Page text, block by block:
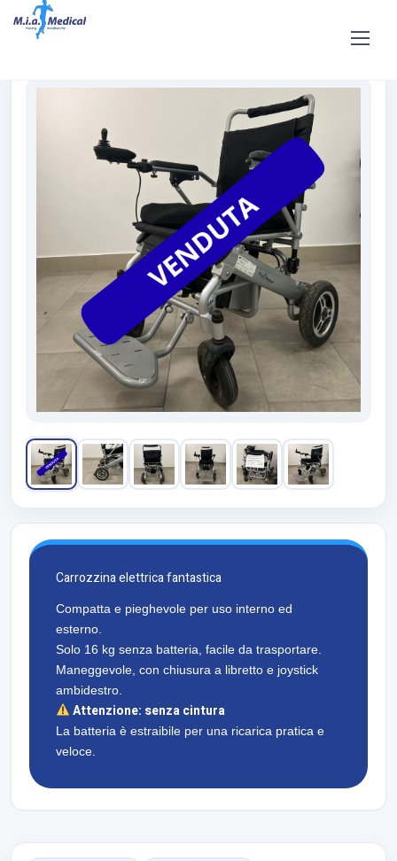
Home Shop
modello “Fantastica” 3
Carrozzina elettrica fantastica
Compatta e pieghevole per uso interno ed
esterno.
Solo 16 kg senza batteria, facile da trasportare.
Maneggevole, con chiusura a libretto e joystick
ambidestro.
Attenzione: senza cintura
La batteria è estraibile per una ricarica pratica e
veloce.